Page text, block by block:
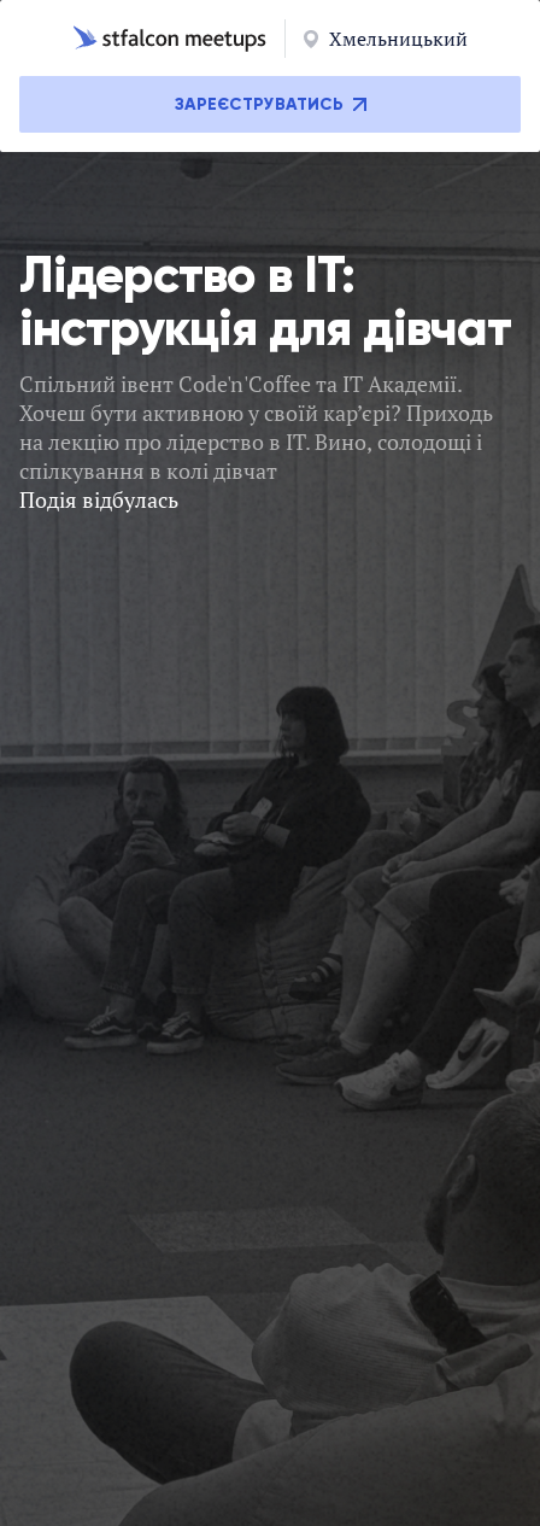
Хмельницький
ЗАРЕЄСТРУВАТИСЬ
Лідерство в IT:
інструкція для дівчат
Спільний івент Code'n'Coffee та IT Академії.
Хочеш бути активною у своїй кар’єрі? Приходь
на лекцію про лідерство в ІТ. Вино, солодощі і
спілкування в колі дівчат
Подія відбулась